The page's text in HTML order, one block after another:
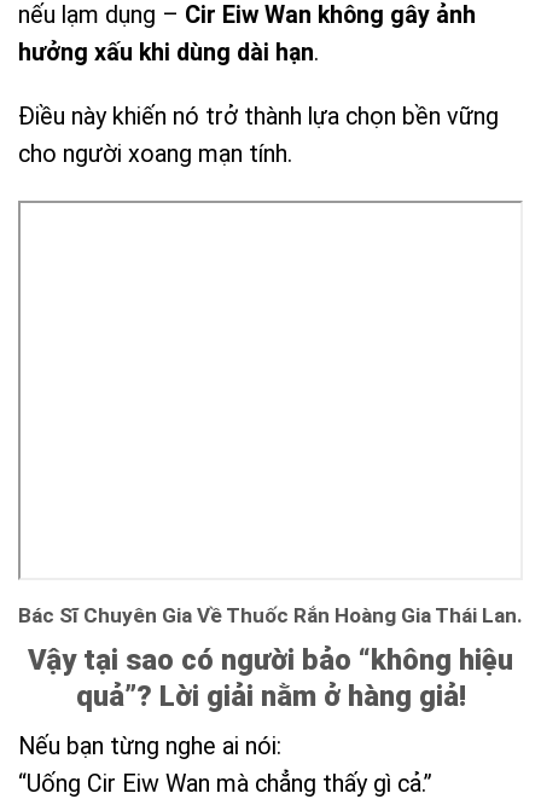
nếu lạm dụng – Cir Eiw Wan không gây ảnh
hưởng xấu khi dùng dài hạn.
Điều này khiến nó trở thành lựa chọn bền vững
cho người xoang mạn tính.
Bác Sĩ Chuyên Gia Về Thuốc Rắn Hoàng Gia Thái Lan.
Vậy tại sao có người bảo “không hiệu
quả”? Lời giải nằm ở hàng giả!
Nếu bạn từng nghe ai nói:
“Uống Cir Eiw Wan mà chẳng thấy gì cả.”